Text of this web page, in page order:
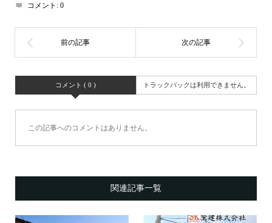
コメント: 0
コメント ( 0 ) トラックバックは利用できません。
この記事へのコメントはありません。
関連記事一覧